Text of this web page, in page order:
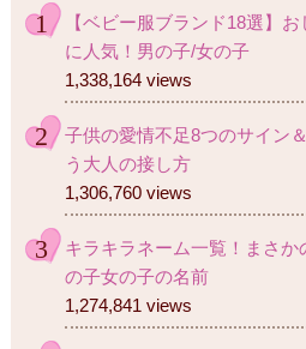
【ベビー服ブランド18選】
に人気！男の子/女の子
1,338,164 views
子供の愛情不足8つのサイン
う大人の接し方
1,306,760 views
キラキラネーム一覧！まさか
の子女の子の名前
1,274,841 views